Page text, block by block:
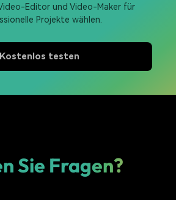
Editor und Video-Maker für
Projekte wählen.
Kostenlos testen
Sie Fragen?